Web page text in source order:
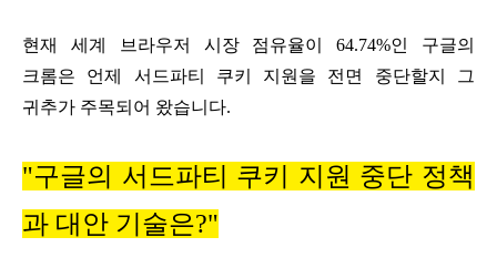
현재 세계 브라우저 시장 점유율이 64.74%인 구글의
크롬은 언제 서드파티 쿠키 지원을 전면 중단할지 그
귀추가 주목되어 왔습니다.
"구글의 서드파티 쿠키 지원 중단 정책
과 대안 기술은?"